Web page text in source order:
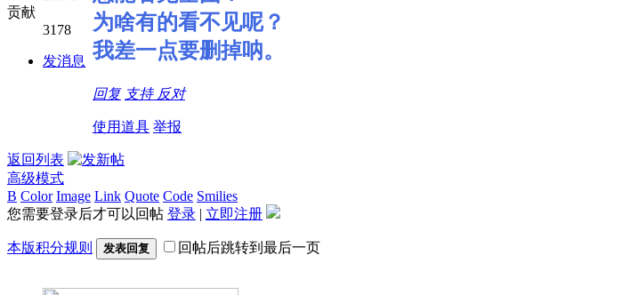
贡献
3178
发消息
为啥有的看不见呢？
我差一点要删掉呐。
回复 支持 反对
使用道具 举报
返回列表
高级模式
B Color Image Link Quote Code Smilies
您需要登录后才可以回帖 登录 | 立即注册
本版积分规则 发表回复 回帖后跳转到最后一页